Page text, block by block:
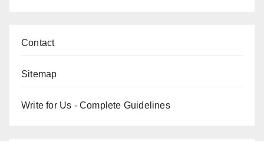
Contact
Sitemap
Write for Us - Complete Guidelines